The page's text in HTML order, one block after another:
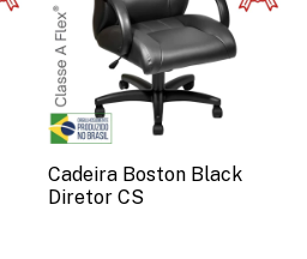
Cadeira Boston Black
Diretor CS